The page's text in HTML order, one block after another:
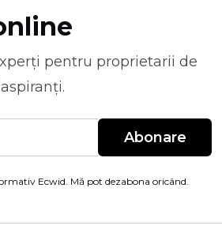
pentru proprietarii de
Abonare
Ecwid. Mă pot dezabona oricând.